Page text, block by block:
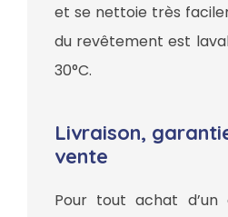
et se nettoie très
du revêtement est
30°C.
Livraison,
vente
Pour tout achat